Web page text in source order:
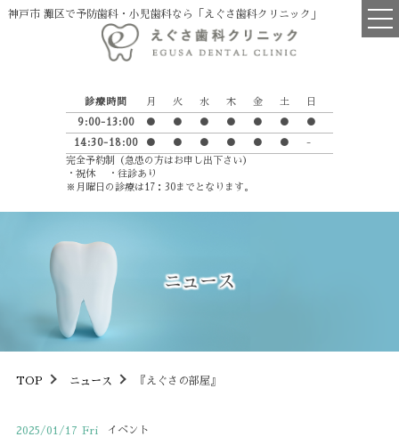
神戸市 灘区で予防歯科・小児歯科なら「えぐさ歯科クリニック」
診療時間 月 火 水 木 金 土 日
9:00-13:00 ● ● ● ● ● ● ●
14:30-18:00 ● ● ● ● ● ●
-
完全予約制（急患の方はお申し出下さい）
・祝休 ・往診あり
※月曜日の診療は17：30までとなります。
ニュース
医院について
院長・スタッフ紹介
診療の流れ
英語学習室
Petit Luxe
診療項目
一般歯科
TOP ニュース 『えぐさの部屋』
2025/01/17 Fri イベント